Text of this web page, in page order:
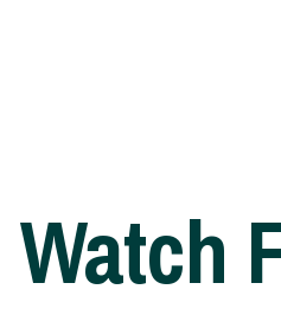
Watch